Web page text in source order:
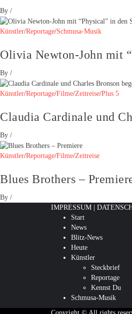
By /
Künstler/Reportage/Schmusa-Musik
Olivia Newton-John mit
By /
Künstler/Reportage/Filme/Zeitreise/Plus 5
Claudia Cardinale und
By /
Künstler/Reportage/Filme/Zeitreise
Blues Brothers –
By /
IMPRESSUM
Start
News
Blitz-News
Heute
Künstler
Steckbrief
Reportage
Kennst Du
Schmusa-Musik